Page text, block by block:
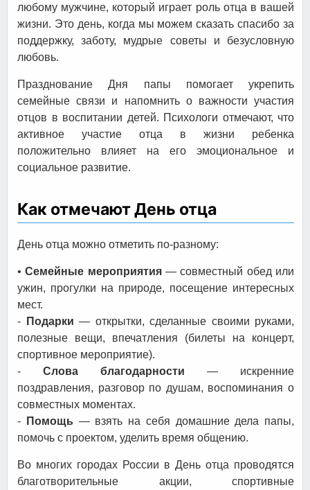
любому мужчине, который играет роль отца в вашей
жизни. Это день, когда мы можем сказать спасибо за
поддержку, заботу, мудрые советы и безусловную
любовь.
Празднование Дня папы помогает укрепить
семейные связи и напомнить о важности участия
отцов в воспитании детей. Психологи отмечают, что
активное участие отца в жизни ребенка
положительно влияет на его эмоциональное и
социальное развитие.
Как отмечают День отца
День отца можно отметить по-разному:
•Семейные мероприятия— совместный обед или
ужин, прогулки на природе, посещение интересных
мест.
-
Подарки — открытки, сделанные своими руками,
полезные вещи, впечатления (билеты на концерт,
спортивное мероприятие).
- Слова благодарности — искренние
поздравления, разговор по душам, воспоминания о
совместных моментах.
-
Помощь— взять на себя домашние дела папы,
помочь с проектом, уделить время общению.
Во многих городах России в День отца проводятся
благотворительные акции, спортивные